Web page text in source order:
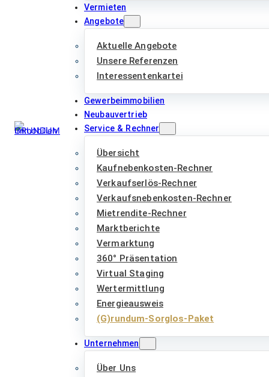
Vermieten
Angebote
Aktuelle Angebote
Unsere Referenzen
Interessentenkartei
Gewerbeimmobilien
Neubauvertrieb
Service & Rechner
Übersicht
Kaufnebenkosten-Rechner
Verkaufserlös-Rechner
Verkaufsnebenkosten-Rechner
Mietrendite-Rechner
Marktberichte
Vermarktung
360° Präsentation
Virtual Staging
Wertermittlung
Energieausweis
(G)rundum-Sorglos-Paket
Unternehmen
Über Uns